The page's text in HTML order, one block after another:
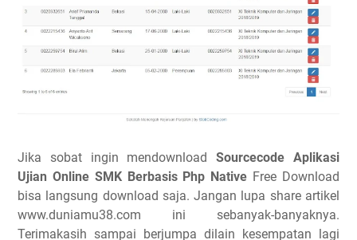
Jika sobat ingin mendownloadSourcecode Aplikasi
Ujian Online SMK Berbasis Php Native Free Download
bisa langsung download saja. Jangan lupa share artikel
www.duniamu38.com ini sebanyak-banyaknya.
Terimakasih sampai berjumpa dilain kesempatan lagi